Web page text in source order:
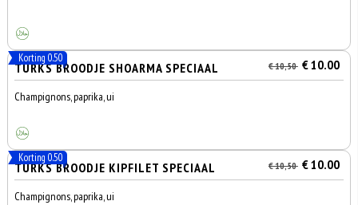
Korting 0.50
TURKS BROODJE SHOARMA SPECIAAL € 10,50 € 10.00
Champignons, paprika, ui
Korting 0.50
TURKS BROODJE KIPFILET SPECIAAL € 10,50 € 10.00
Champignons, paprika, ui